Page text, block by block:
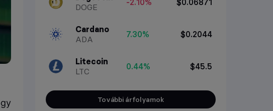
DOGE
Cardano
ADA
7.30% $0.2044
Litecoin
LTC
0.44% $45.5
További árfolyamok